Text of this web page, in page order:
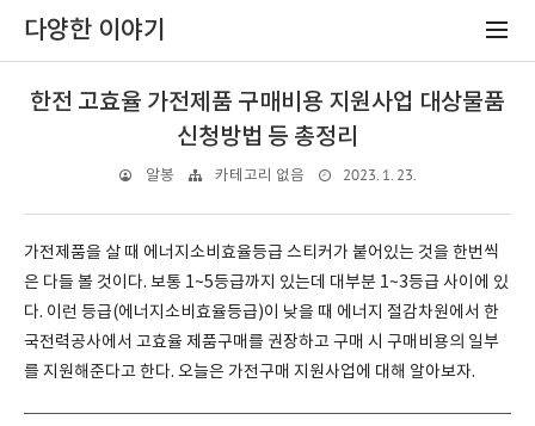
다양한 이야기
한전 고효율 가전제품 구매비용 지원사업 대상물품
신청방법 등 총정리
알봉 카테고리 없음 2023. 1. 23.
가전제품을 살 때 에너지소비효율등급 스티커가 붙어있는 것을 한번씩
은 다들 볼 것이다. 보통 1~5등급까지 있는데 대부분 1~3등급 사이에 있
다. 이런 등급(에너지소비효율등급)이 낮을 때 에너지 절감차원에서 한
국전력공사에서 고효율 제품구매를 권장하고 구매 시 구매비용의 일부
를 지원해준다고 한다. 오늘은 가전구매 지원사업에 대해 알아보자.